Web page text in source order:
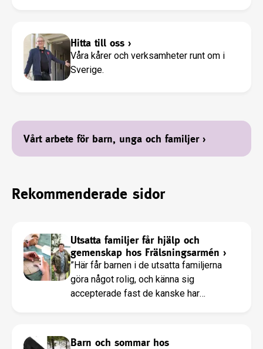
Hitta till oss ›
Våra kårer och verksamheter runt om i
Sverige.
Vårt arbete för barn, unga och familjer›
Rekommenderade sidor
Utsatta familjer får hjälp och
gemenskap hos Frälsningsarmén ›
”Här får barnen i de utsatta familjerna
göra något rolig, och känna sig
accepterade fast de kanske har
Barn och sommar hos